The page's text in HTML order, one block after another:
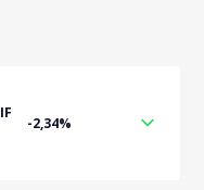
-2,34%